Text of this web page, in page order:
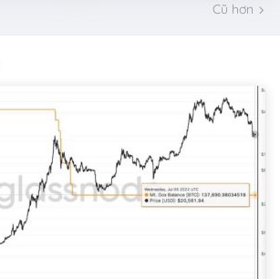
Cũ hơn